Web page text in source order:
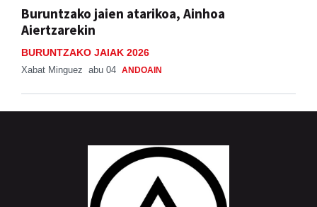
Buruntzako jaien atarikoa, Ainhoa
Aiertzarekin
BURUNTZAKO JAIAK 2026
Xabat Minguez abu 04 ANDOAIN